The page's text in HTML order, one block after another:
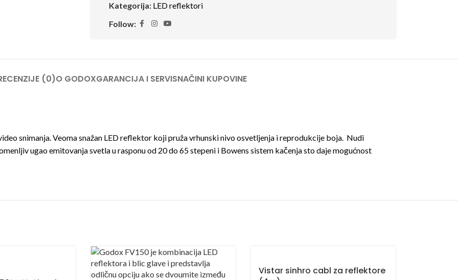
Kategorija: LED reflektori
Follow:
(0)O GODOXGARANCIJA I SERVISNAČINI KUPOVINE
snimanja. Veoma snažan LED reflektor koji pruža vrhunski nivo osvetljenja i reprodukcije boja. Nudi
ugao emitovanja svetla u rasponu od 20 do 65 stepeni i Bowens sistem kačenja sto daje mogućnost
Vistar sinhro cabl za reflektore